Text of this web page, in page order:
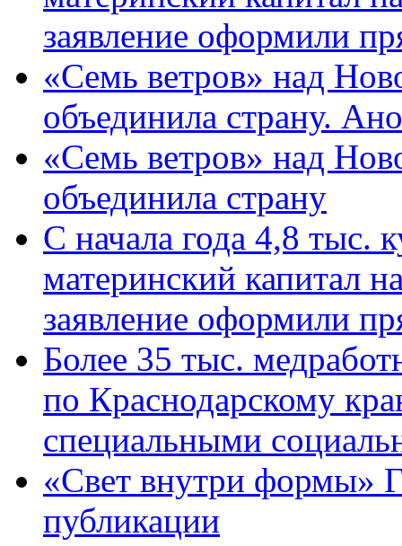
заявление оформили
«Семь ветров» над
объединила страну.
«Семь ветров» над
объединила страну
С начала года 4,8 тыс.
материнский капитал
заявление оформили
Более 35 тыс.
по Краснодарскому
специальными
«Свет внутри формы»
публикации